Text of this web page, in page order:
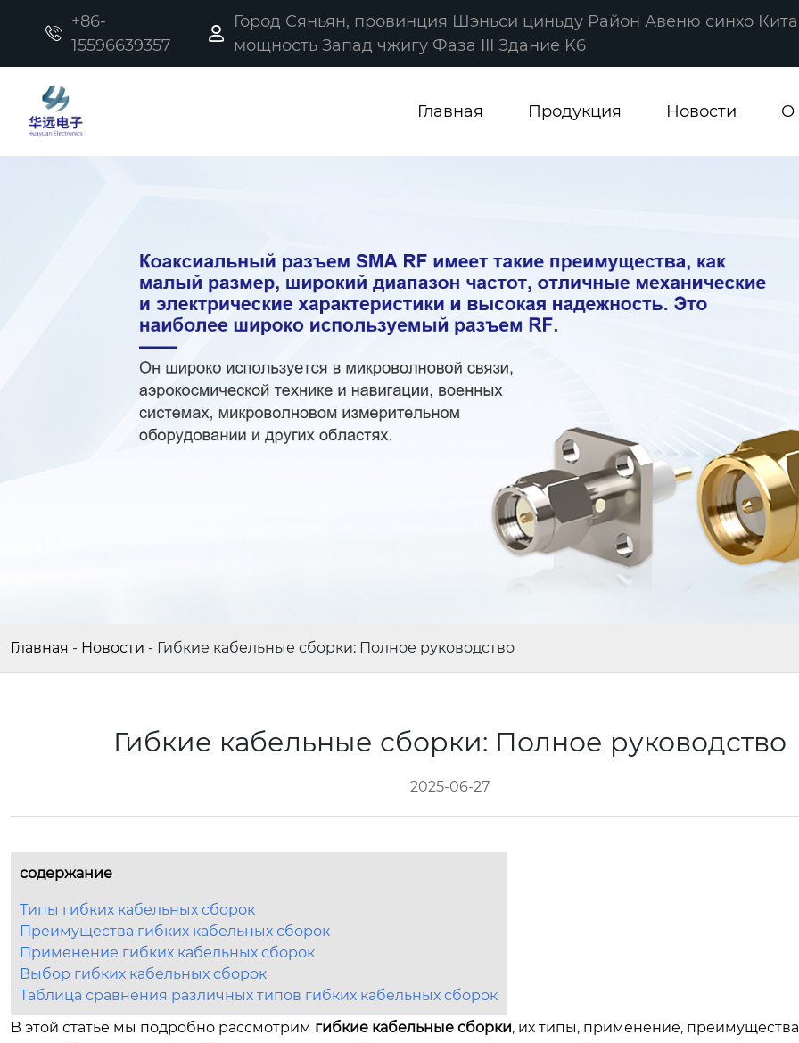

+86-
15596639357

Город Сяньян, провинция Шэньси циньду Район Авеню синхо
мощность Запад чжигу Фаза III Здание K6
Главная Продукция Новости О
Главная - Новости - Гибкие кабельные сборки: Полное руководство
Гибкие кабельные сборки: Полное руководство
2025-06-27
содержание
Типы гибких кабельных сборок
Преимущества гибких кабельных сборок
Применение гибких кабельных сборок
Выбор гибких кабельных сборок
Таблица сравнения различных типов гибких кабельных сборок
В этой статье мы подробно рассмотрим гибкие кабельные сборки, их типы, применение,